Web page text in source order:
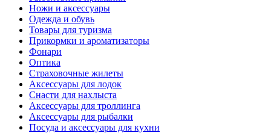
Ножи и аксессуары
Одежда и обувь
Товары для туризма
Прикормки и ароматизаторы
Фонари
Оптика
Страховочные жилеты
Аксессуары для лодок
Снасти для нахлыста
Аксессуары для троллинга
Аксессуары для рыбалки
Посуда и аксессуары для кухни